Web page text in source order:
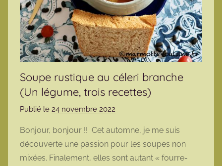
Soupe rustique au céleri branche
(Un légume, trois recettes)
Publié le 24 novembre 2022
r
m
a
Bonjour, bonjour !! Cet automne, je me suis
découverte une passion pour les soupes non
mixées. Finalement, elles sont autant « fourre-